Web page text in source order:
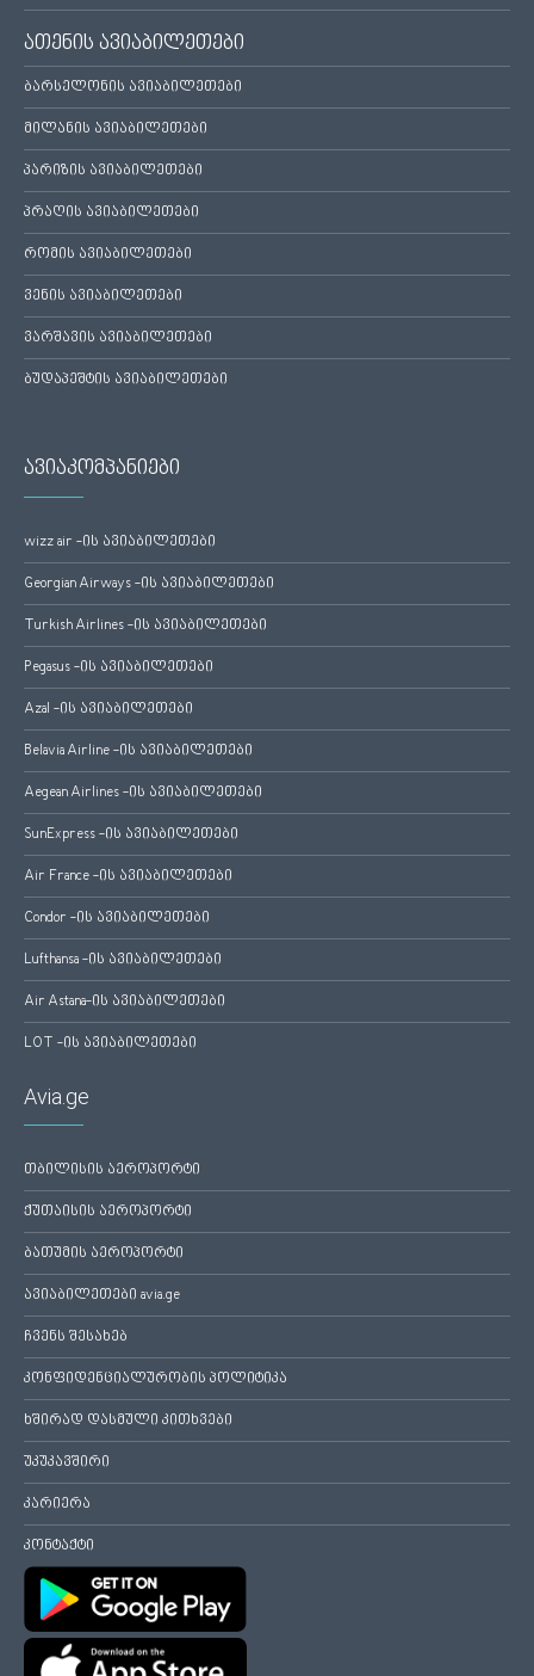
ათენის ავიაბილეთები
ბარსელონის ავიაბილეთები
მილანის ავიაბილეთები
პარიზის ავიაბილეთები
პრაღის ავიაბილეთები
რომის ავიაბილეთები
ვენის ავიაბილეთები
ვარშავის ავიაბილეთები
ბუდაპეშტის ავიაბილეთები
ავიაკომპანიები
wizz air -ის ავიაბილეთები
Georgian Airways -ის ავიაბილეთები
Turkish Airlines -ის ავიაბილეთები
Pegasus -ის ავიაბილეთები
Azal -ის ავიაბილეთები
Belavia Airline -ის ავიაბილეთები
Aegean Airlines -ის ავიაბილეთები
SunExpress -ის ავიაბილეთები
Air France -ის ავიაბილეთები
Condor -ის ავიაბილეთები
Lufthansa -ის ავიაბილეთები
Air Astana-ის ავიაბილეთები
LOT -ის ავიაბილეთები
Avia.ge
თბილისის აეროპორტი
ქუთაისის აეროპორტი
ბათუმის აეროპორტი
ავიაბილეთები avia.ge
ჩვენს შესახებ
კონფიდენციალურობის პოლიტიკა
ხშირად დასმული კითხვები
უკუკავშირი
კარიერა
კონტაქტი